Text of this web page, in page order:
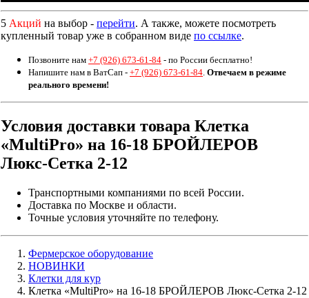
5 Акций на выбор - перейти. А также, можете посмотреть
купленный товар уже в собранном виде по ссылке.
Позвоните нам +7 (926) 673-61-84 - по России бесплатно!
Напишите нам в ВатСап - +7 (926) 673-61-84. Отвечаем в режиме
реального времени!
Условия доставки товара Клетка
«MultiPro» на 16-18 БРОЙЛЕРОВ
Люкс-Сетка 2-12
Транспортными компаниями по всей России.
Доставка по Москве и области.
Точные условия уточняйте по телефону.
Фермерское оборудование
НОВИНКИ
Клетки для кур
Клетка «MultiPro» на 16-18 БРОЙЛЕРОВ Люкс-Сетка 2-12